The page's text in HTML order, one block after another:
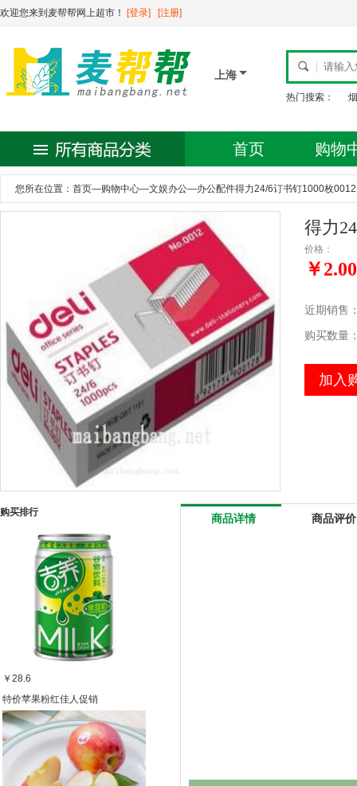
欢迎您来到麦帮帮网上超市！ [登录] [注册]
上海
热门搜索： 烟
首页 购物
您所在位置： 首页—购物中心—文娱办公—办公配件得力24/6订书钉1000枚0012
得力
价格：
￥2.00
近期销售
购买数量
加入
购买排行
￥28.6
特价苹果粉红佳人促销
商品详情 商品评价